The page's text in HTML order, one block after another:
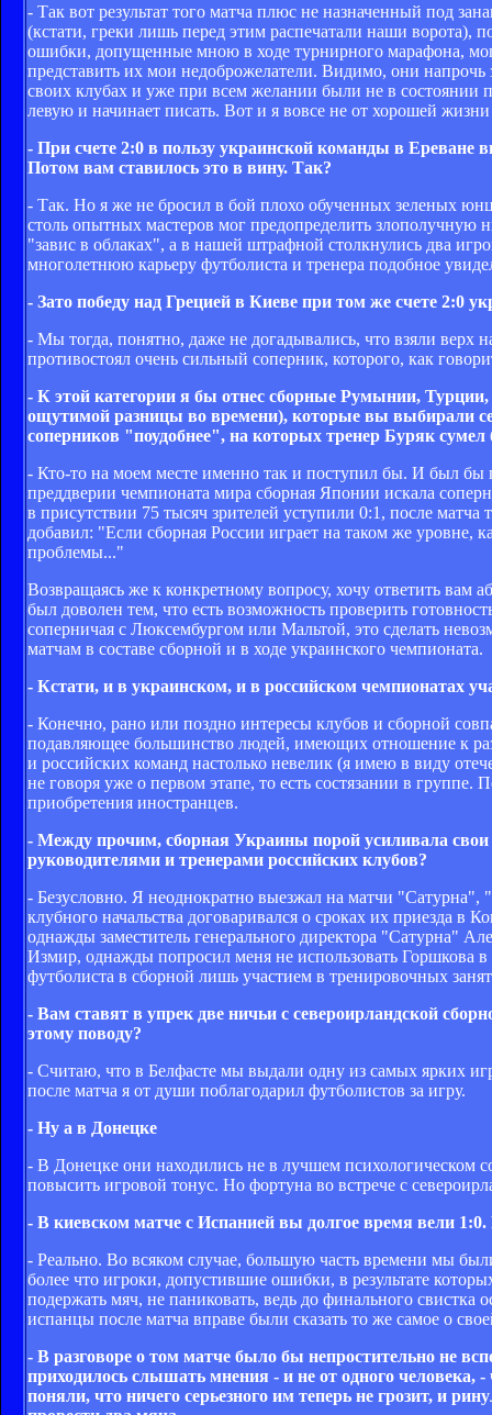
- Так вот результат того матча плюс не назначенный под
(кстати, греки лишь перед этим распечатали наши ворота),
ошибки, допущенные мною в ходе турнирного марафона,
представить их мои недоброжелатели. Видимо, они
своих клубах и уже при всем желании были не в состоянии
левую и начинает писать. Вот и я вовсе не от хорошей
- При счете 2:0 в пользу украинской команды в Ереване
Потом вам ставилось это в вину. Так?
- Так. Но я же не бросил в бой плохо обученных зеленых
столь опытных мастеров мог предопределить
"завис в облаках", а в нашей штрафной столкнулись два
многолетнюю карьеру футболиста и тренера подобное
- Зато победу над Грецией в Киеве при том же счете 2:0
- Мы тогда, понятно, даже не догадывались, что взяли
противостоял очень сильный соперник, которого, как
- К этой категории я бы отнес сборные Румынии, Турции,
ощутимой разницы во времени), которые вы выбирали
соперников "поудобнее", на которых тренер Буряк
- Кто-то на моем месте именно так и поступил бы. И был бы
преддверии чемпионата мира сборная Японии искала
в присутствии 75 тысяч зрителей уступили 0:1, после
добавил: "Если сборная России играет на таком же уровне,
проблемы..."
Возвращаясь же к конкретному вопросу, хочу ответить
был доволен тем, что есть возможность проверить
соперничая с Люксембургом или Мальтой, это сделать
матчам в составе сборной и в ходе украинского чемпионата.
- Кстати, и в украинском, и в российском чемпионатах
- Конечно, рано или поздно интересы клубов и сборной
подавляющее большинство людей, имеющих отношение к
и российских команд настолько невелик (я имею в виду
не говоря уже о первом этапе, то есть состязании в группе.
приобретения иностранцев.
- Между прочим, сборная Украины порой усиливала
руководителями и тренерами российских клубов?
- Безусловно. Я неоднократно выезжал на матчи
клубного начальства договаривался о сроках их приезда
однажды заместитель генерального директора "Сатурна"
Измир, однажды попросил меня не использовать Горшкова
футболиста в сборной лишь участием в тренировочных
- Вам ставят в упрек две ничьи с североирландской
этому поводу?
- Считаю, что в Белфасте мы выдали одну из самых ярких
после матча я от души поблагодарил футболистов за игру.
- Ну а в Донецке
- В Донецке они находились не в лучшем психологическом
повысить игровой тонус. Но фортуна во встрече с
- В киевском матче с Испанией вы долгое время вели
- Реально. Во всяком случае, большую часть времени мы
более что игроки, допустившие ошибки, в результате
подержать мяч, не паниковать, ведь до финального
испанцы после матча вправе были сказать то же самое о
- В разговоре о том матче было бы непростительно не
приходилось слышать мнения - и не от одного
поняли, что ничего серьезного им теперь не грозит, и